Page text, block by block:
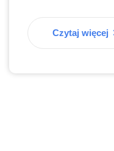
Czytaj więcej